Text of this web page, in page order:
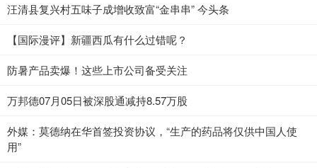
汪清县复兴村五味子成增收致富“金串串” 今头条
【国际漫评】新疆西瓜有什么过错呢？
防暑产品卖爆！这些上市公司备受关注
万邦德07月05日被深股通减持8.57万股
外媒：莫德纳在华首签投资协议，“生产的药品将仅供中国人使
用”